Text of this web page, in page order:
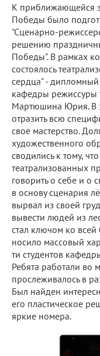
К приближающейся
Победы было
"Сценарно-
решению
Победы". В рамках
состоялось
сердца" - дипломный
кафедры режиссуры
Мартюшина Юрия. В
отразить всю
свое мастерство.
художественного
сводились к тому,
театрализованных
говорить о себе и о
в основу сценария
вырвал из своей
вывести людей из
стал ключом ко
носило массовый
ти студентов
Ребята работали во
прослеживалось в
Был найден
его пластическое
яркие номера.